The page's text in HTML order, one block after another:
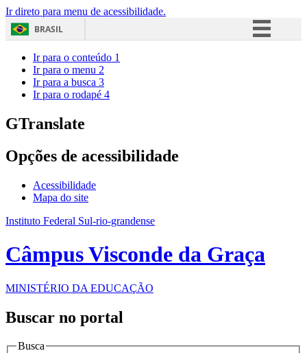
Ir direto para menu de acessibilidade.
BRASIL
Ir para o conteúdo 1
Ir para o menu 2
Ir para a busca 3
Ir para o rodapé 4
GTranslate
Opções de acessibilidade
Acessibilidade
Mapa do site
Instituto Federal Sul-rio-grandense
Câmpus Visconde da Graça
MINISTÉRIO DA EDUCAÇÃO
Buscar no portal
Busca